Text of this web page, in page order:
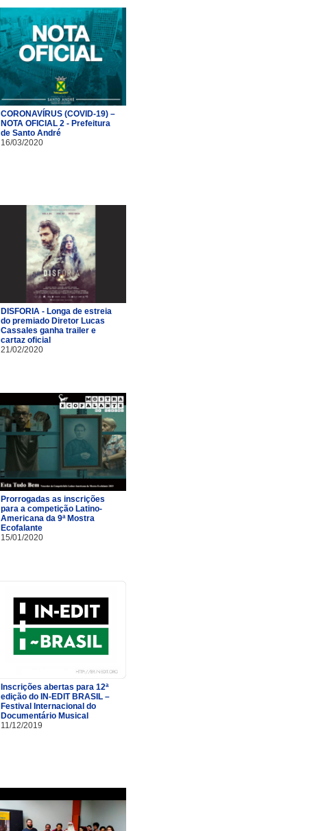
CORONAVÍRUS (COVID-19) –
NOTA OFICIAL 2 - Prefeitura
de Santo André
16/03/2020
DISFORIA - Longa de estreia
do premiado Diretor Lucas
Cassales ganha trailer e
cartaz oficial
21/02/2020
Prorrogadas as inscrições
para a competição Latino-
Americana da 9ª Mostra
Ecofalante
15/01/2020
Inscrições abertas para 12ª
edição do IN-EDIT BRASIL –
Festival Internacional do
Documentário Musical
11/12/2019